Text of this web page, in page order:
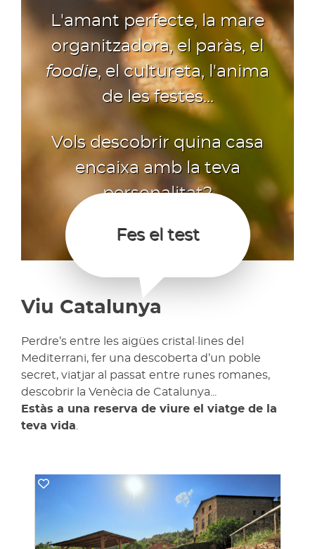
L'amant perfecte, la mare
organitzadora, el paràs, el
foodie, el cultureta, l'anima
de les festes...
Vols descobrir quina casa
encaixa amb la teva
personalitat?
Fes el test
Viu Catalunya
Perdre’s entre les aigües cristal·lines del
Mediterrani, fer una descoberta d’un poble
secret, viatjar al passat entre runes romanes,
descobrir la Venècia de Catalunya...
Estàs a una reserva de viure el viatge de la
teva vida